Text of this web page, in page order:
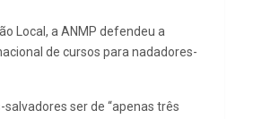
Local, a ANMP defendeu a
de cursos para nadadores-
ser de “apenas três